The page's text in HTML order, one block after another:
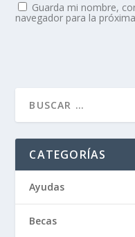
Guarda mi nombre,
navegador para la
CATEGORÍAS
Ayudas
Becas